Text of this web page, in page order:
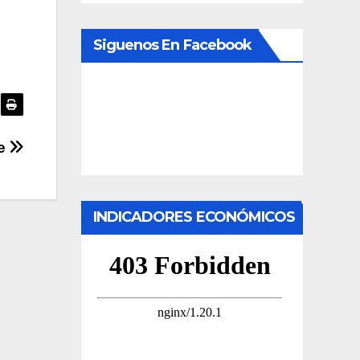
Siguenos En Facebook
INDICADORES ECONÓMICOS